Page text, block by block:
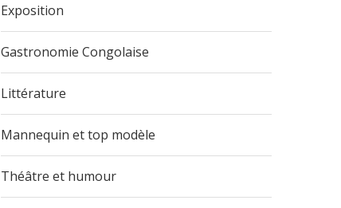
Exposition
Gastronomie Congolaise
Littérature
Mannequin et top modèle
Théâtre et humour